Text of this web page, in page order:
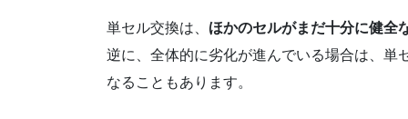
単セル交換は、 ほかのセルがまだ十分に健全
逆に、全体的に劣化が進んでいる場合は、単
なることもあります。